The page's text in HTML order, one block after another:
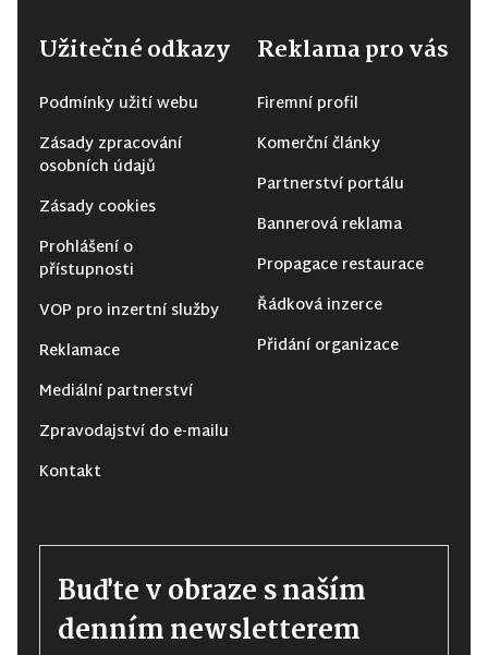
Užitečné odkazy
Podmínky užití webu
Zásady zpracování
osobních údajů
Zásady cookies
Prohlášení o
přístupnosti
VOP pro inzertní služby
Reklamace
Mediální partnerství
Zpravodajství do e-mailu
Kontakt
Reklama pro vás
Firemní profil
Komerční články
Partnerství portálu
Bannerová reklama
Propagace restaurace
Řádková inzerce
Přidání organizace
Buďte v obraze s naším
denním newsletterem